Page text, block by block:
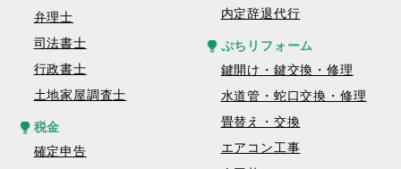
弁理士
司法書士
行政書士
土地家屋調査士
税金
確定申告
内定辞退代行
ぷちリフォーム
鍵開け・鍵交換・修理
水道管・蛇口交換・修理
畳替え・交換
エアコン工事